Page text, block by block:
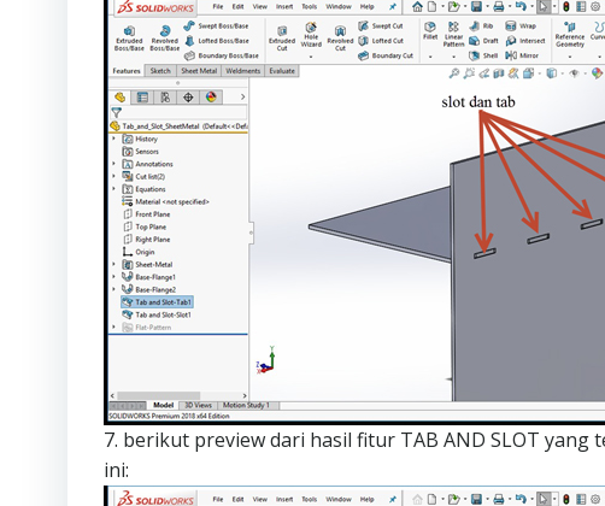
7. berikut preview dari hasil fitur TAB AND SLOT
ini: